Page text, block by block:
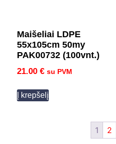
Maišeliai LDPE
55x105cm 50my
PAK00732 (100vnt.)
21.00 € su PVM
Į krepšelį
1 2